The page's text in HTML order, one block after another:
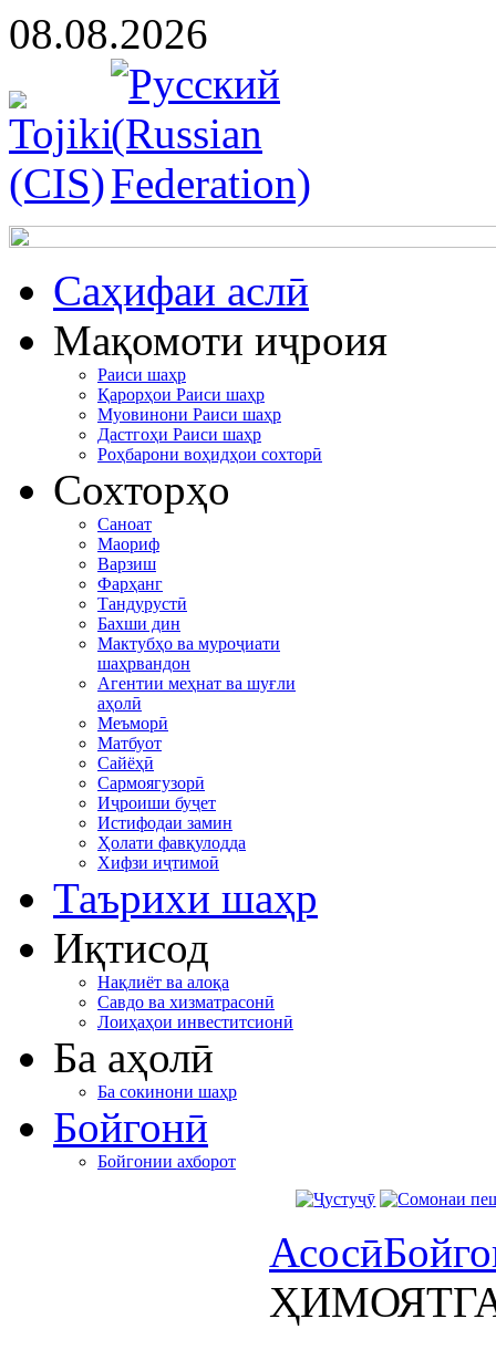
08.08.2026
Cаҳифаи аслӣ
Мақомоти иҷроия
Раиси шаҳр
Қарорҳои Раиси шаҳр
Муовинони Раиси шаҳр
Дастгоҳи Раиси шаҳр
Роҳбарони воҳидҳои сохторӣ
Сохторҳо
Саноат
Маориф
Варзиш
Фарҳанг
Тандурустӣ
Бахши дин
Мактубҳо ва муроҷиати
шаҳрвандон
Агентии меҳнат ва шуғли
аҳолӣ
Меъморӣ
Матбуот
Сайёҳӣ
Сармоягузорӣ
Иҷроиши буҷет
Истифодаи замин
Ҳолати фавқулодда
Хифзи иҷтимоӣ
Таърихи шаҳр
Иқтисод
Нақлиёт ва алоқа
Савдо ва хизматрасонӣ
Лоиҳаҳои инвеститсионӣ
Ба аҳолӣ
Ба сокинони шаҳр
Бойгонӣ
Бойгонии ахборот
Асосӣ